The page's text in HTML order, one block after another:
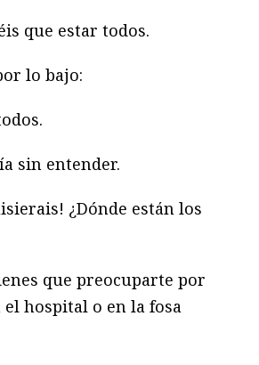
que estar todos.
lo bajo:
sin entender.
¿Dónde están los
que preocuparte por
el hospital o en la fosa